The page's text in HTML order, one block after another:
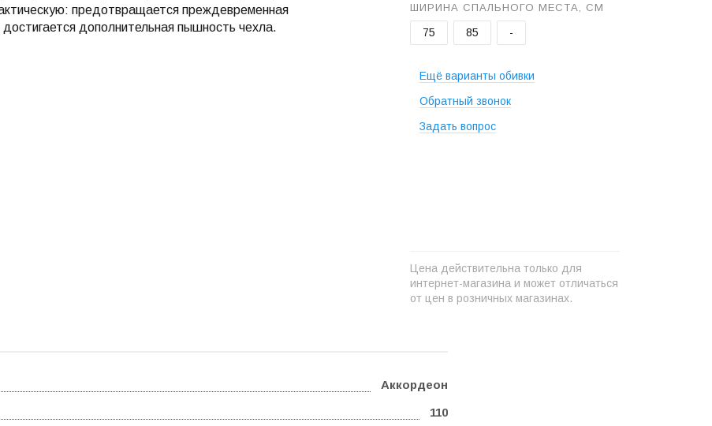
предотвращается преждевременная
дополнительная пышность чехла.
ШИРИНА СПАЛЬНОГО МЕСТА, СМ
75 85 -
Ещё варианты обивки
Обратный звонок
Задать вопрос
Цена действительна только для
интернет-магазина и может отличаться
от цен в розничных магазинах.
Аккордеон
110